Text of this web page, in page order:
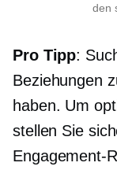
den
Pro Tipp:
Beziehungen
haben. Um
stellen Sie
Engagement-